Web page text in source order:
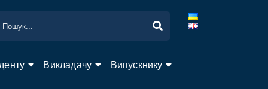
Викладачу Випускнику